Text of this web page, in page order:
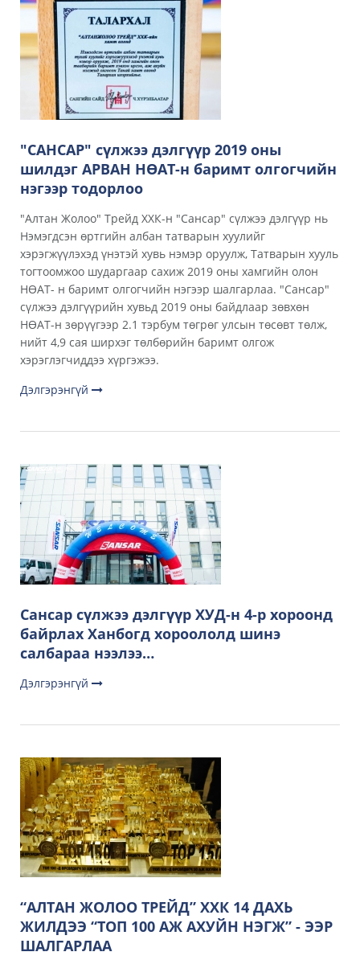
"САНСАР" сүлжээ дэлгүүр 2019 оны
шилдэг АРВАН НӨАТ-н баримт олгогчийн
нэгээр тодорлоо
"Алтан Жолоо" Трейд ХХК-н "Сансар" сүлжээ дэлгүүр нь
Нэмэгдсэн өртгийн албан татварын хуулийг
хэрэгжүүлэхэд үнэтэй хувь нэмэр оруулж, Татварын хууль
тогтоомжоо шударгаар сахиж 2019 оны хамгийн олон
НӨАТ- н баримт олгогчийн нэгээр шалгарлаа. "Сансар"
сүлжээ дэлгүүрийн хувьд 2019 оны байдлаар зөвхөн
НӨАТ-н зөрүүгээр 2.1 тэрбум төгрөг улсын төсөвт төлж,
нийт 4,9 сая ширхэг төлбөрийн баримт олгож
хэрэглэгчиддээ хүргэжээ.
Дэлгэрэнгүй
Сансар сүлжээ дэлгүүр ХУД-н 4-р хороонд
байрлах Ханбогд хороололд шинэ
салбараа нээлээ…
Дэлгэрэнгүй
“АЛТАН ЖОЛОО ТРЕЙД” ХХК 14 ДАХЬ
ЖИЛДЭЭ “ТОП 100 АЖ АХУЙН НЭГЖ” - ЭЭР
ШАЛГАРЛАА